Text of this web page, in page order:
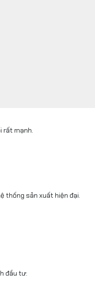
rất mạnh.
thống sản xuất hiện đại.
đầu tư: